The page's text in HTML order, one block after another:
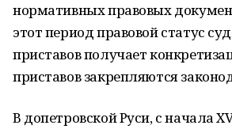
нормативных правовых
этот период правовой статус
приставов получает
приставов закрепляются
В допетровской Руси, с начала